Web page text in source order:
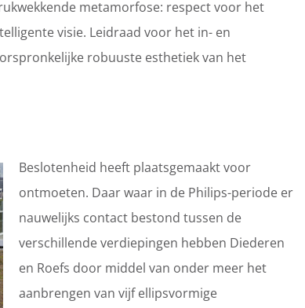
metamorfose: respect voor het
visie. Leidraad voor het in- en
robuuste esthetiek van het
Beslotenheid heeft plaatsgemaakt voor
ontmoeten. Daar waar in de Philips-periode er
nauwelijks contact bestond tussen de
verschillende verdiepingen hebben Diederen
en Roefs door middel van onder meer het
aanbrengen van vijf ellipsvormige